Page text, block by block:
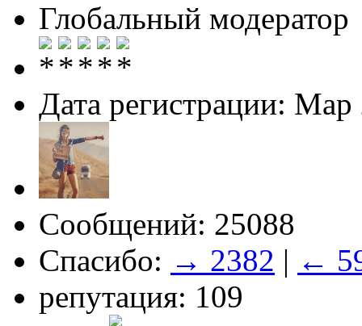
Глобальный модератор
Дата регистрации: Мар
Сообщений: 25088
Спасибо: → 2382 | ←
репутация: 109